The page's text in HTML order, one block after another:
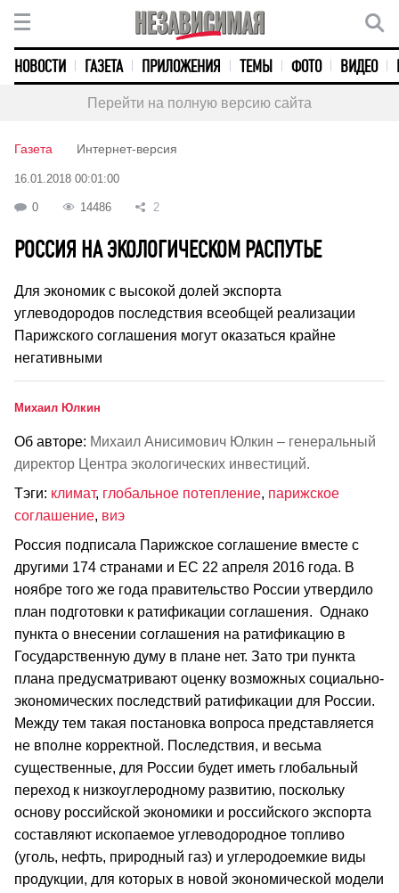
НОВОСТИ ГАЗЕТА ПРИЛОЖЕНИЯ ТЕМЫ ФОТО ВИДЕО
Перейти на полную версию сайта
Газета Интернет-версия
16.01.2018 00:01:00
0 14486 2
РОССИЯ НА ЭКОЛОГИЧЕСКОМ РАСПУТЬЕ
Для экономик с высокой долей экспорта
углеводородов последствия всеобщей реализации
Парижского соглашения могут оказаться крайне
негативными
Михаил Юлкин
Об авторе: Михаил Анисимович Юлкин – генеральный
директор Центра экологических инвестиций.
Тэги: климат, глобальное потепление, парижское
соглашение, виэ
Россия подписала Парижское соглашение вместе с
другими 174 странами и ЕС 22 апреля 2016 года. В
ноябре того же года правительство России утвердило
план подготовки к ратификации соглашения. Однако
пункта о внесении соглашения на ратификацию в
Государственную думу в плане нет. Зато три пункта
плана предусматривают оценку возможных социально-
экономических последствий ратификации для России.
Между тем такая постановка вопроса представляется
не вполне корректной. Последствия, и весьма
существенные, для России будет иметь глобальный
переход к низкоуглеродному развитию, поскольку
основу российской экономики и российского экспорта
составляют ископаемое углеводородное топливо
(уголь, нефть, природный газ) и углеродоемкие виды
продукции, для которых в новой экономической модели